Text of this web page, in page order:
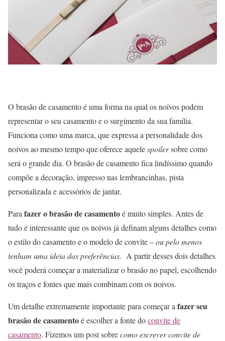
O brasão de casamento é uma forma na qual os noivos podem
representar o seu casamento e o surgimento da sua família.
Funciona como uma marca, que expressa a personalidade dos
noivos ao mesmo tempo que oferece aquelespoilersobre como
será o grande dia. O brasão de casamento fica lindíssimo quando
compõe a decoração, impresso nas lembrancinhas, pista
personalizada e acessórios de jantar.
Parafazer o brasão de casamentoé muito simples. Antes de
tudo é interessante que os noivos já definam alguns detalhes como
o estilo do casamento e o modelo de convite –ou pelo menos
tenham uma ideia das preferências. A partir desses dois detalhes
você poderá começar a materializar o brasão no papel, escolhendo
os traços e fontes que mais combinam com os noivos.
Um detalhe extremamente importante para começar afazer seu
brasão de casamentoé escolher a fonte doconvite de
casamento. Fizemos um post sobrecomo escrever convite de